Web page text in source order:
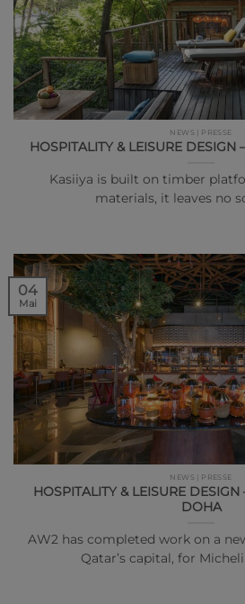
NEWS | PRESSE
HOSPITALITY & LEISURE DESIGN
Kasiiya is built on timber
materials, it leaves no
NEWS | PRESSE
HOSPITALITY & LEISURE DESIGN
DOHA
AW2 has completed work on a
Qatar’s capital, for
04
Mai